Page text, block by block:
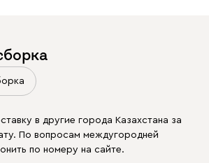
в другие города Казахстана за
По вопросам междугородней
по номеру на сайте.